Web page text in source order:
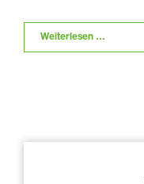
Weiterlesen …